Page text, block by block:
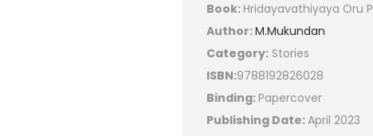
Book: Hridayavathiyaya Oru
Author:M.Mukundan
Category: Stories
ISBN:9788192826028
Binding: Papercover
Publishing Date:April 2023